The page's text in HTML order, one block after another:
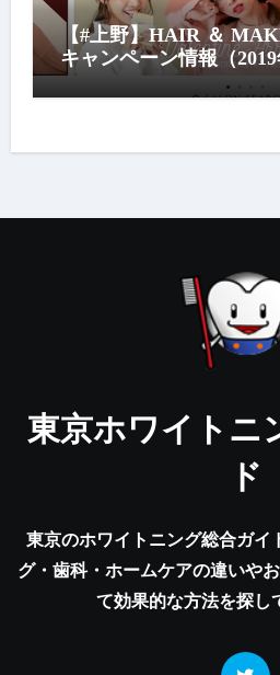
【#上野】HAIR ＆
キャンペーン情報（2019
東京ホワイトニ
ド
東京のホワイトニング総合ガイ
グ・歯科・ホームケアの違いや
て効果的な方法を探し